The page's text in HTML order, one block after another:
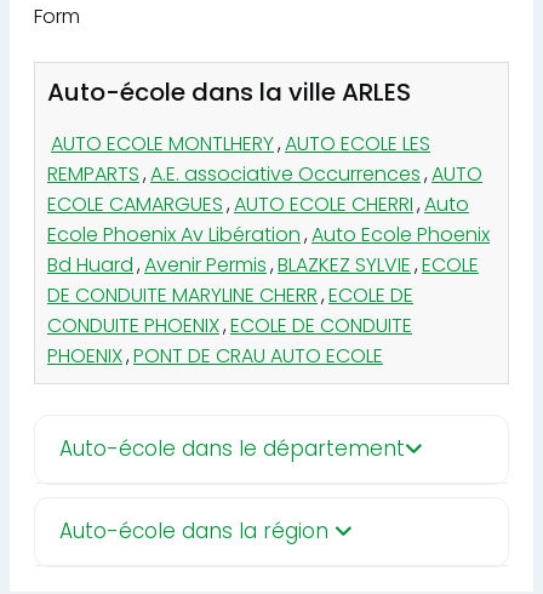
Form
Auto-école dans la ville ARLES
AUTO ECOLE MONTLHERY,AUTO ECOLE LES
REMPARTS,A.E. associative Occurrences,AUTO
ECOLE CAMARGUES,AUTO ECOLE CHERRI,Auto
Ecole Phoenix Av Libération,Auto Ecole Phoenix
Bd Huard,Avenir Permis,BLAZKEZ SYLVIE,ECOLE
DE CONDUITE MARYLINE CHERR,ECOLE DE
CONDUITE PHOENIX,ECOLE DE CONDUITE
PHOENIX,PONT DE CRAU AUTO ECOLE
Auto-école dans le département
Auto-école dans la région